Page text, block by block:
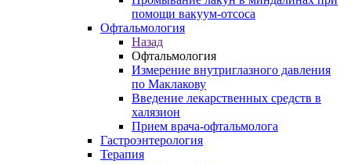
помощи вакуум-отсоса
Офтальмология
Назад
Офтальмология
Измерение внутриглазного давления
по Маклакову
Введение лекарственных средств в
халязион
Прием врача-офтальмолога
Гастроэнтерология
Терапия